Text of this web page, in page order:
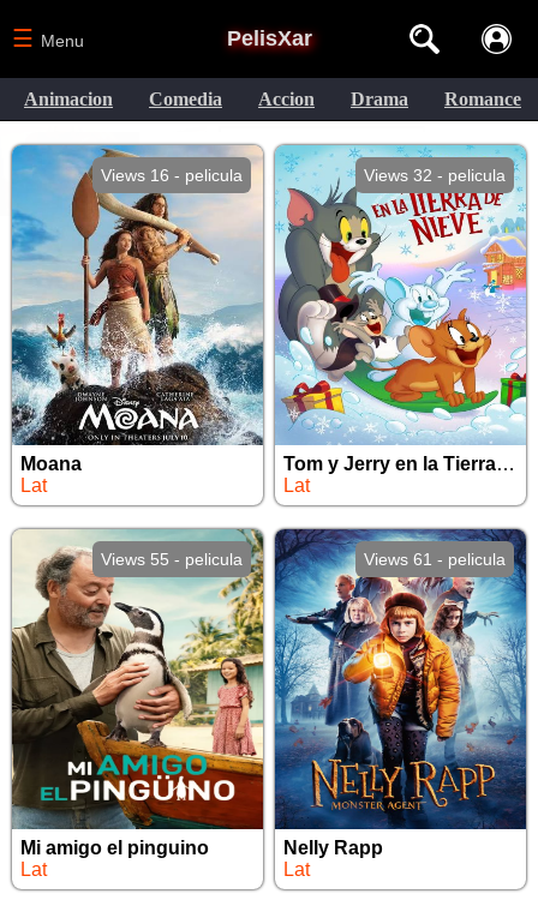
PelisXar
☰ Menu
Animacion Comedia Accion Drama Romance
Views 16 - pelicula
Moana
Lat
Views 32 - pelicula
Tom y Jerry en la Tierra de Nieve
Lat
Views 55 - pelicula
Mi amigo el pinguino
Lat
Views 61 - pelicula
Nelly Rapp
Lat